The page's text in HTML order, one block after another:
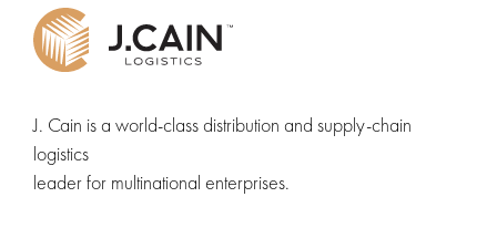
J. Cain is a world-class distribution and supply-chain
logistics
leader for multinational enterprises.